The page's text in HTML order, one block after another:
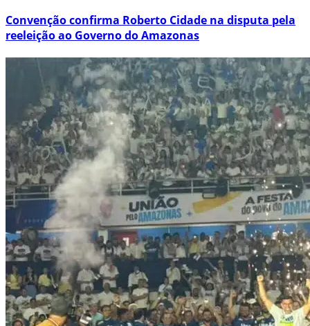
Convenção confirma Roberto Cidade na disputa pela
reeleição ao Governo do Amazonas